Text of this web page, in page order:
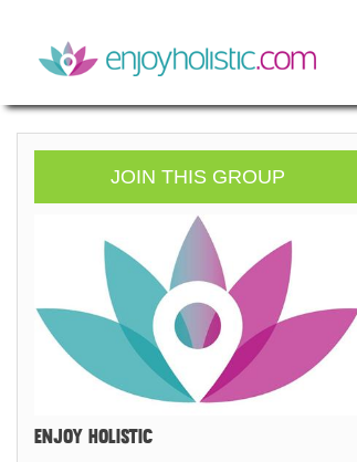
JOIN THIS GROUP
ENJOY HOLISTIC